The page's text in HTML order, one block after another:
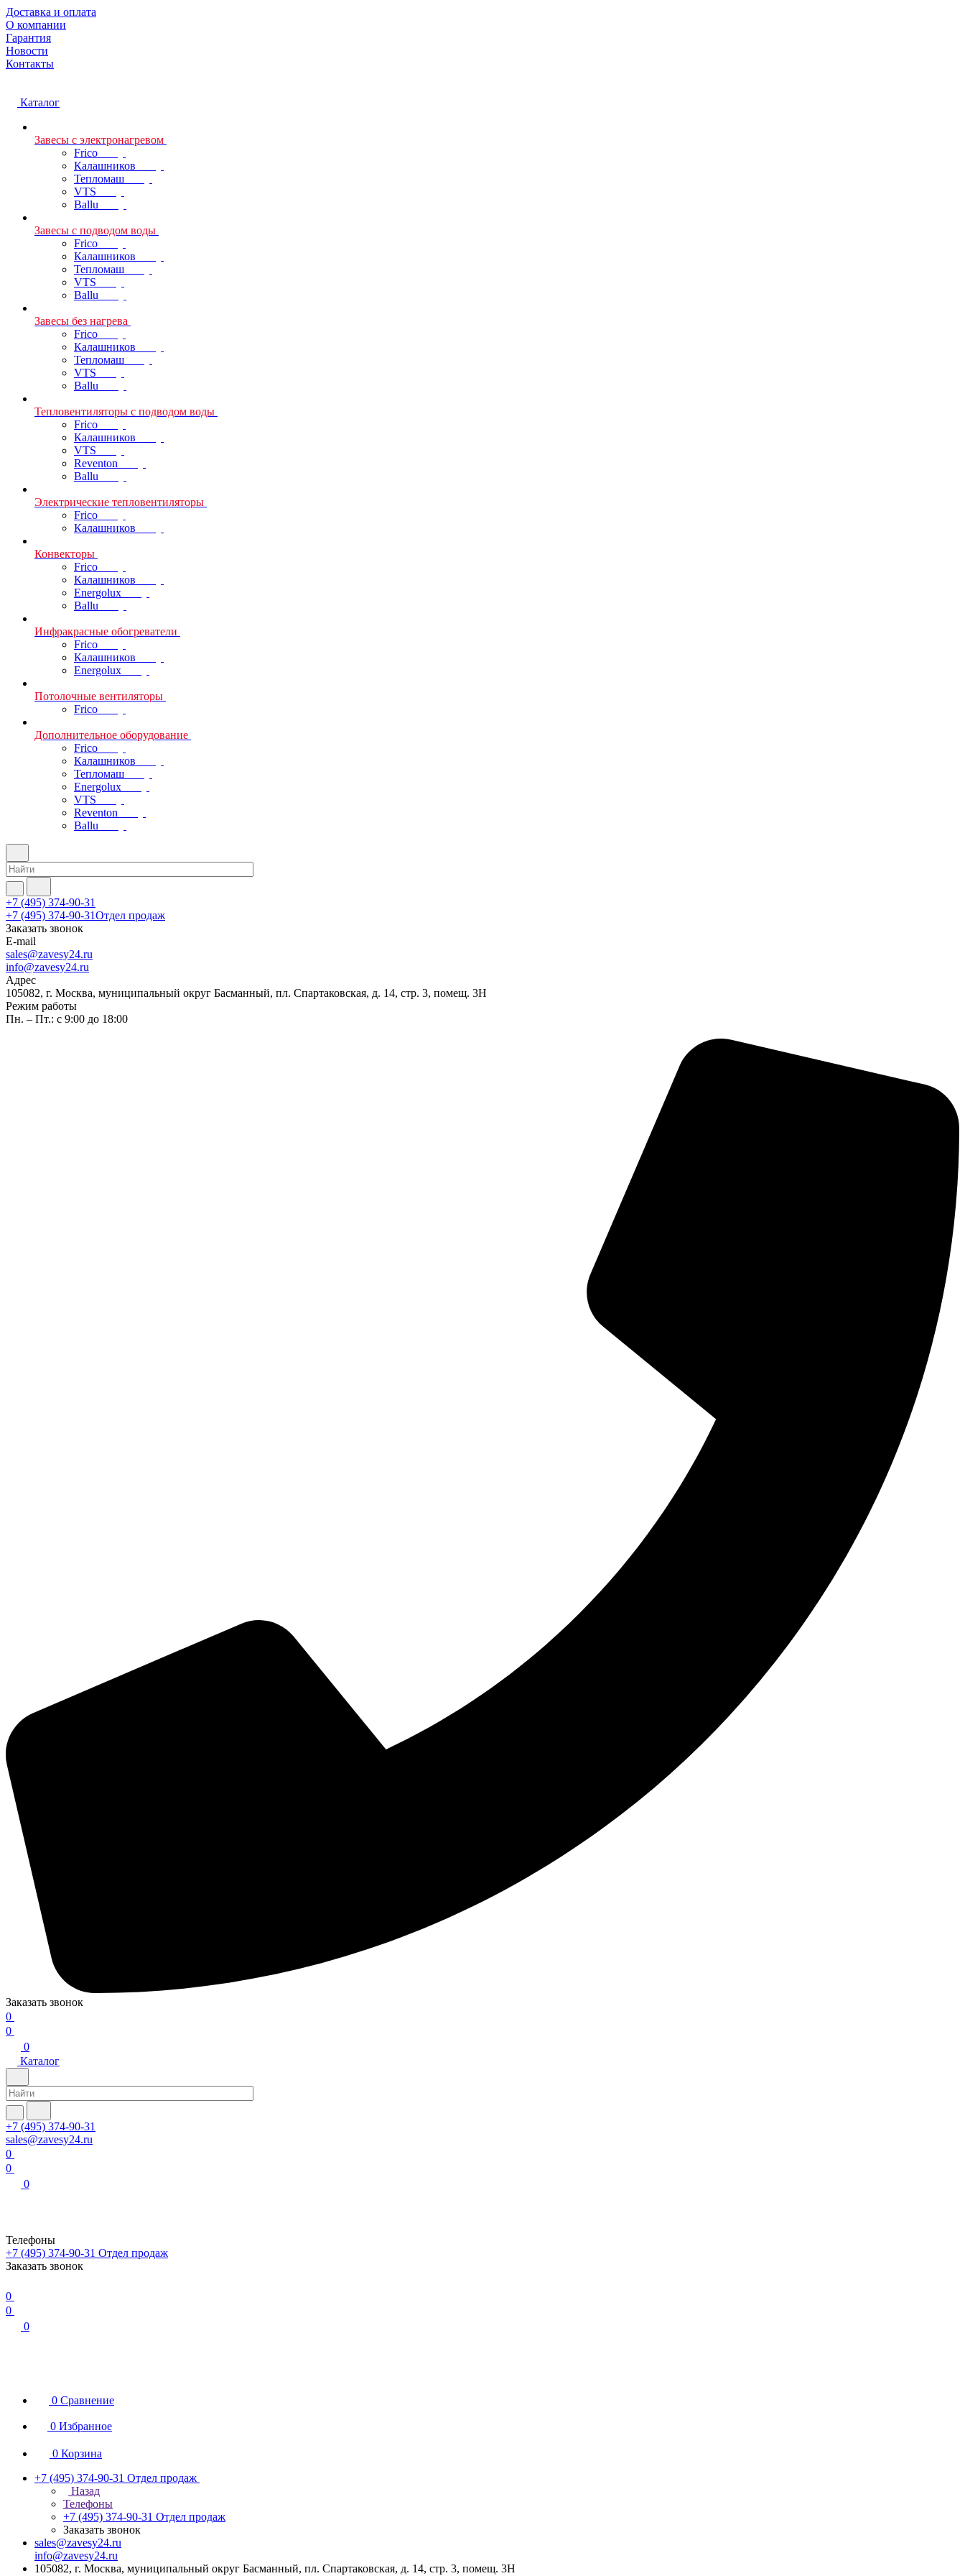
Доставка и оплата
О компании
Гарантия
Новости
Контакты
Каталог
Завесы с электронагревом
Frico
Калашников
Тепломаш
VTS
Ballu
Завесы с подводом воды
Frico
Калашников
Тепломаш
VTS
Ballu
Завесы без нагрева
Frico
Калашников
Тепломаш
VTS
Ballu
Тепловентиляторы с подводом воды
Frico
Калашников
VTS
Reventon
Ballu
Электрические тепловентиляторы
Frico
Калашников
Конвекторы
Frico
Калашников
Energolux
Ballu
Инфракрасные обогреватели
Frico
Калашников
Energolux
Потолочные вентиляторы
Frico
Дополнительное оборудование
Frico
Калашников
Тепломаш
Energolux
VTS
Reventon
Ballu
+7 (495) 374-90-31
+7 (495) 374-90-31Отдел продаж
Заказать звонок
E-mail
sales@zavesy24.ru
info@zavesy24.ru
Адрес
105082, г. Москва, муниципальный округ Басманный, пл. Спартаковская, д. 14, стр. 3, помещ. 3Н
Режим работы
Пн. – Пт.: с 9:00 до 18:00
Заказать звонок
0
0
0
Каталог
+7 (495) 374-90-31
sales@zavesy24.ru
0
0
0
Телефоны
+7 (495) 374-90-31 Отдел продаж
Заказать звонок
0
0
0
0 Сравнение
0 Избранное
0 Корзина
+7 (495) 374-90-31 Отдел продаж
Назад
Телефоны
+7 (495) 374-90-31 Отдел продаж
Заказать звонок
sales@zavesy24.ru
info@zavesy24.ru
105082, г. Москва, муниципальный округ Басманный, пл. Спартаковская, д. 14, стр. 3, помещ. 3Н